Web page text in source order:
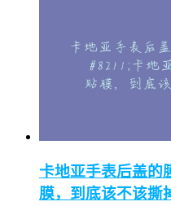
卡地亚手表后盖的
膜，到底该不该撕